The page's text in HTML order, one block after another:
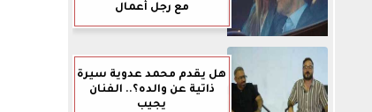
مع رجل أعمال
هل يقدم محمد عدوية سيرة
ذاتية عن والده؟.. الفنان
يجيب